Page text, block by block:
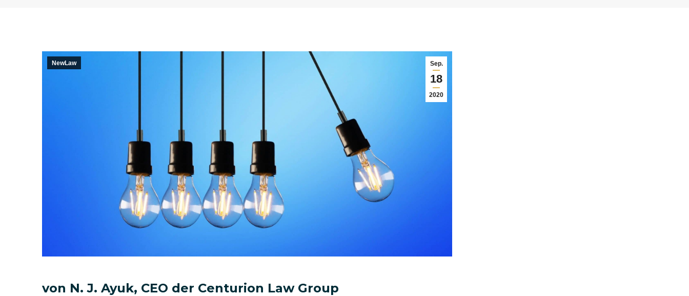
Sep.
18
2020
NewLaw
von N. J. Ayuk, CEO der Centurion Law Group